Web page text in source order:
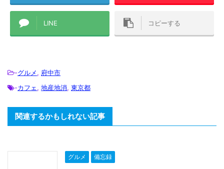
LINE コピーする
-グルメ, 府中市
-カフェ, 地産地消, 東京都
関連するかもしれない記事
グルメ 備忘録